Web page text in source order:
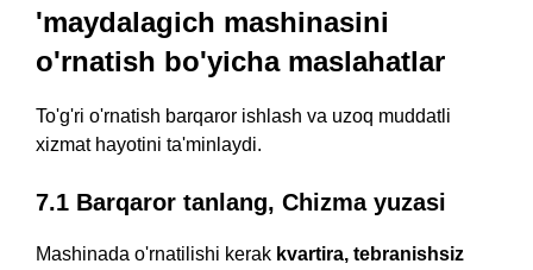
'maydalagich mashinasini
o'rnatish bo'yicha maslahatlar
To'g'ri o'rnatish barqaror ishlash va uzoq muddatli
xizmat hayotini ta'minlaydi.
7.1 Barqaror tanlang, Chizma yuzasi
Mashinada o'rnatilishi kerak kvartira, tebranishsiz